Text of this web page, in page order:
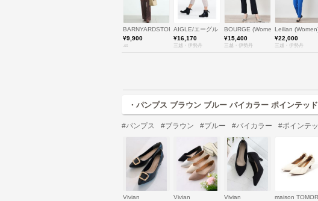
BARNYARDSTORM
¥9,900
.st
AIGLE/エーグル
¥16,170
三越・伊勢丹
BOURGE (Women)/ブールジュ
¥15,400
三越・伊勢丹
Leilian
¥22,000
三越・伊勢丹
・パンプス ブラウン ブルー バイカラー ポインテッ
#パンプス #ブラウン #ブルー #バイカラー #ポインテ
Vivian
Vivian
Vivian
maison